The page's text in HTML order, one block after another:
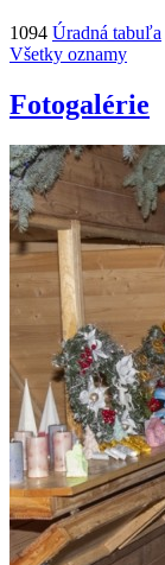
1094 Úradná tabuľa
Všetky oznamy
Fotogalérie